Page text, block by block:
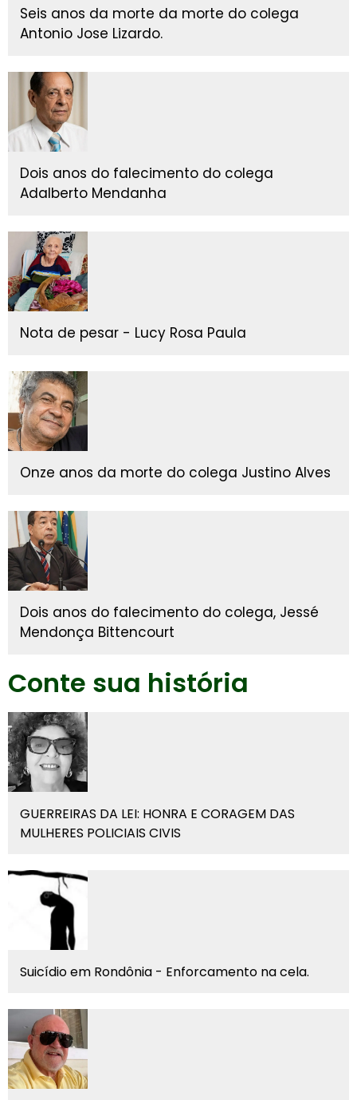
Seis anos da morte da morte do colega
Antonio Jose Lizardo.
Dois anos do falecimento do colega
Adalberto Mendanha
Nota de pesar - Lucy Rosa Paula
Onze anos da morte do colega Justino Alves
Dois anos do falecimento do colega, Jessé
Mendonça Bittencourt
Conte sua história
GUERREIRAS DA LEI: HONRA E CORAGEM DAS
MULHERES POLICIAIS CIVIS
Suicídio em Rondônia - Enforcamento na cela.